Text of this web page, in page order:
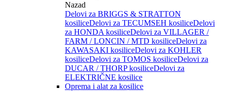
Nazad
Delovi za BRIGGS & STRATTON
kosiliceDelovi za TECUMSEH kosiliceDelovi
za HONDA kosiliceDelovi za VILLAGER /
FARM / LONCIN / MTD kosiliceDelovi za
KAWASAKI kosiliceDelovi za KOHLER
kosiliceDelovi za TOMOS kosiliceDelovi za
DUCAR / THORP kosiliceDelovi za
ELEKTRIČNE kosilice
Oprema i alat za kosilice